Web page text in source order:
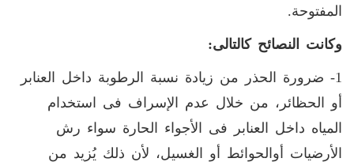
المفتوحة.
وكانت النصائح كالتالى:
1- ضرورة الحذر من زيادة نسبة الرطوبة داخل العنابر
أو الحظائر، من خلال عدم الإسراف فى استخدام
المياه داخل العنابر فى الأجواء الحارة سواء رش
الأرضيات أوالحوائط أو الغسيل، لأن ذلك يُزيد من